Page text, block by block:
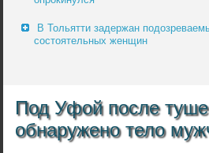
В Тольятти задержан
состоятельных женщин
Под Уфой после
обнаружено тело